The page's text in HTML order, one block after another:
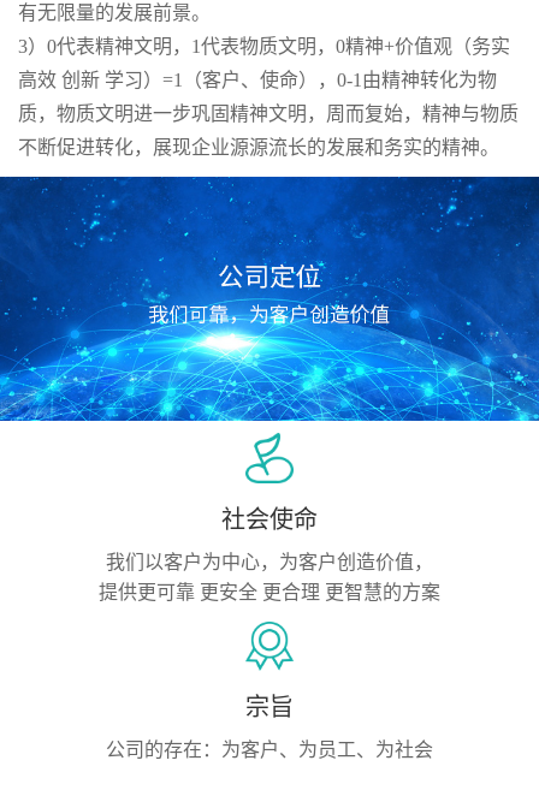
有无限量的发展前景。
3）0代表精神文明，1代表物质文明，0精神+价值观（务实
高效 创新 学习）=1（客户、使命），0-1由精神转化为物
质，物质文明进一步巩固精神文明，周而复始，精神与物质
不断促进转化，展现企业源源流长的发展和务实的精神。
社会使命
我们以客户为中心，为客户创造价值，
提供更可靠 更安全 更合理 更智慧的方案
宗旨
公司的存在：为客户、为员工、为社会